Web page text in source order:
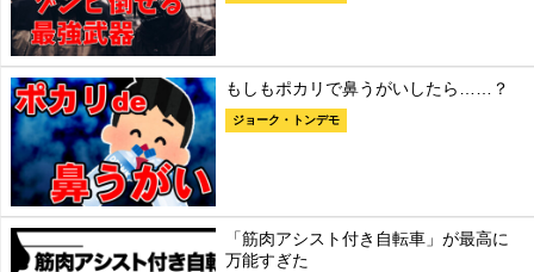
もしもポカリで鼻うがいしたら……？
ジョーク・トンデモ
「筋肉アシスト付き自転車」が最高に
万能すぎた